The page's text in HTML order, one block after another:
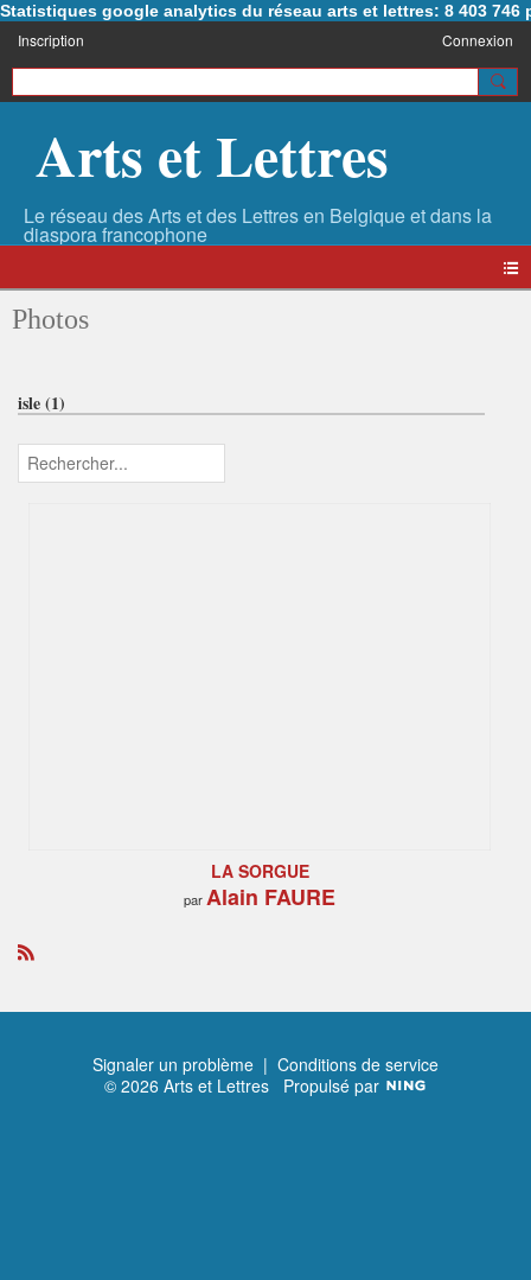
Statistiques google analytics du réseau arts et lettres: 8 403 746
Inscription Connexion
Arts et Lettres
Photos
isle (1)
LA SORGUE
parAlain FAURE
R
Signaler un problème | Conditions de service
© 2026 Arts et Lettres Propulsé par